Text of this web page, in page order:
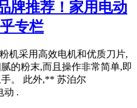
牌推荐！家用电动
专栏
机采用高效电机和优质刀片,
的粉末,而且操作非常简单,即
。 此外,** 苏泊尔
动 .